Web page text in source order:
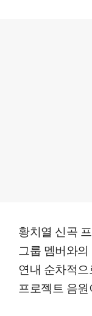
황치열 신곡
그룹 멤버와
연내 순차적
프로젝트 음